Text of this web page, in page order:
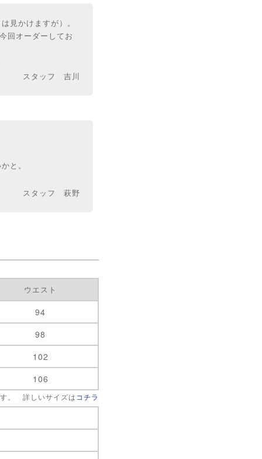
見かけますが）。
回オーダーしてお
スタッフ 吉川
と。
スタッフ 萩野
ウエスト
94
98
102
106
。 詳しいサイズは コチラ